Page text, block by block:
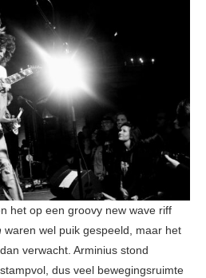
het op een groovy new wave riff
waren wel puik gespeeld, maar het
verwacht. Arminius stond
dus veel bewegingsruimte